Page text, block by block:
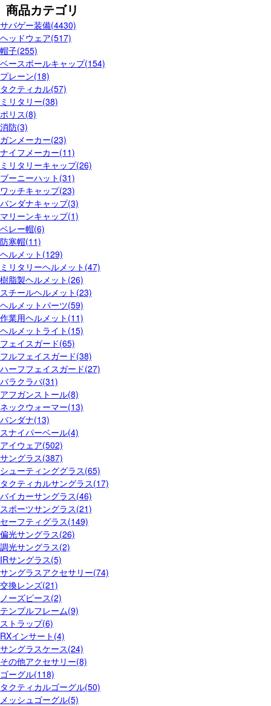
商品カテゴリ
サバゲー装備(4430)
ヘッドウェア(517)
帽子(255)
ベースボールキャップ(154)
プレーン(18)
タクティカル(57)
ミリタリー(38)
ポリス(8)
消防(3)
ガンメーカー(23)
ナイフメーカー(11)
ミリタリーキャップ(26)
ブーニーハット(31)
ワッチキャップ(23)
バンダナキャップ(3)
マリーンキャップ(1)
ベレー帽(6)
防寒帽(11)
ヘルメット(129)
ミリタリーヘルメット(47)
樹脂製ヘルメット(26)
スチールヘルメット(23)
ヘルメットパーツ(59)
作業用ヘルメット(11)
ヘルメットライト(15)
フェイスガード(65)
フルフェイスガード(38)
ハーフフェイスガード(27)
バラクラバ(31)
アフガンストール(8)
ネックウォーマー(13)
バンダナ(13)
スナイパーベール(4)
アイウェア(502)
サングラス(387)
シューティンググラス(65)
タクティカルサングラス(17)
バイカーサングラス(46)
スポーツサングラス(21)
セーフティグラス(149)
偏光サングラス(26)
調光サングラス(2)
IRサングラス(5)
サングラスアクセサリー(74)
交換レンズ(21)
ノーズピース(2)
テンプルフレーム(9)
ストラップ(6)
RXインサート(4)
サングラスケース(24)
その他アクセサリー(8)
ゴーグル(118)
タクティカルゴーグル(50)
メッシュゴーグル(5)